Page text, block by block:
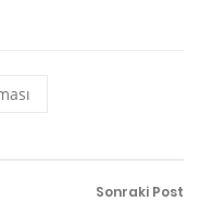
Sonraki Post